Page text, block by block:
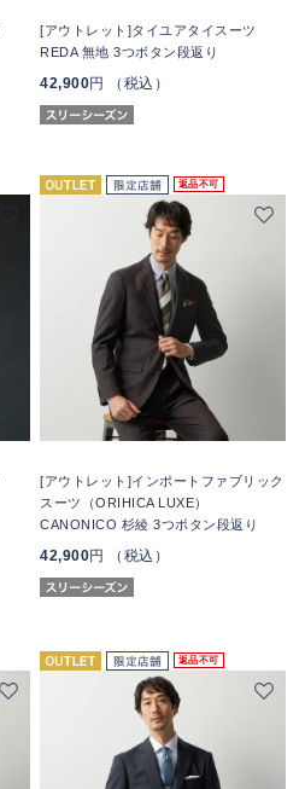
[アウトレット]タイユアタイスーツ
REDA 無地 3つボタン段返り
42,900円 （税込）
返品不可
[アウトレット]インポートファブリック
スーツ（ORIHICA LUXE）
CANONICO 杉綾 3つボタン段返り
42,900円 （税込）
返品不可